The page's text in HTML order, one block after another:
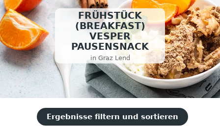
FRÜHSTÜCK
(BREAKFAST)
VESPER
PAUSENSNACK
in Graz Lend
Ergebnisse filtern und sortieren